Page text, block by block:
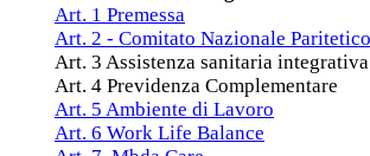
Art. 1 Premessa
Art. 2 - Comitato Nazionale
Art. 3 Assistenza sanitaria integrativa
Art. 4 Previdenza Complementare
Art. 5 Ambiente di Lavoro
Art. 6 Work Life Balance